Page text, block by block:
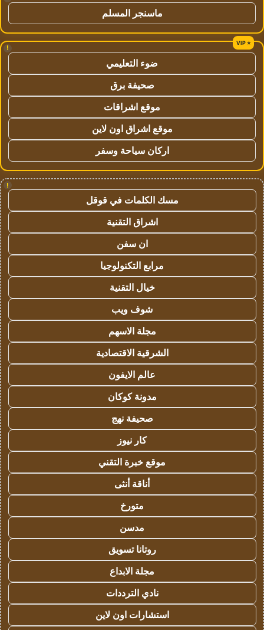
ماسنجر المسلم
!
ضوء التعليمي
صحيفة برق
موقع اشراقات
موقع اشراق اون لاين
اركان سياحة وسفر
!
مسك الكلمات في قوقل
اشراق التقنية
ان سفن
مرابع التكنولوجيا
خيال التقنية
شوف ويب
مجلة الاسهم
الشرقية الاقتصادية
عالم الايفون
مدونة كوكان
صحيفة نهج
كار نيوز
موقع خبرة التقني
أناقة أنثى
متورخ
مدسن
روتانا تسويق
مجلة الابداع
نادي الترددات
استشارات اون لاين